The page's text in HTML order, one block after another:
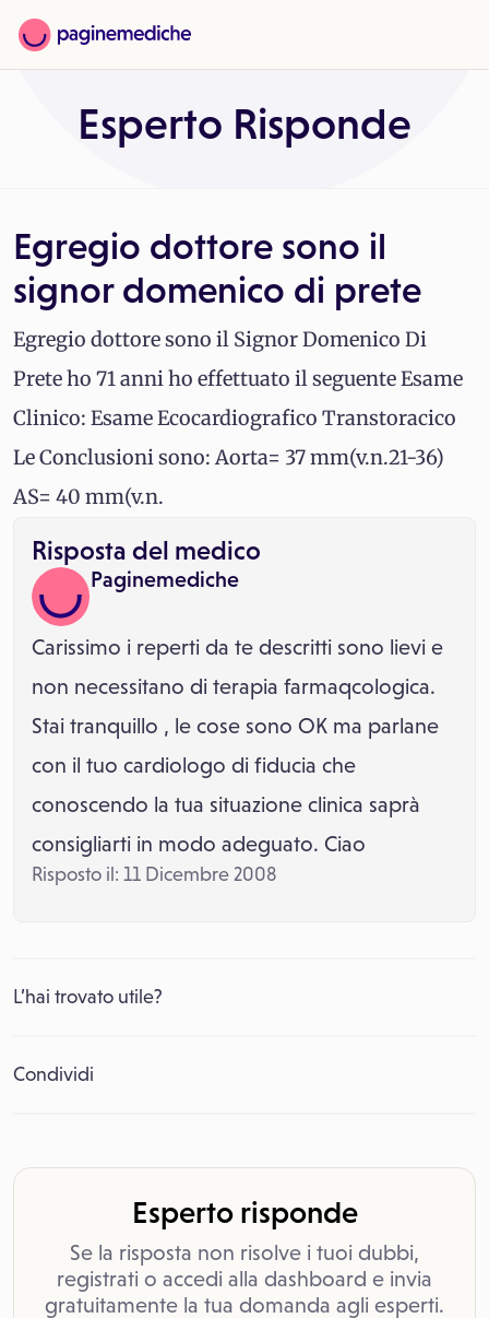
Esperto Risponde
Egregio dottore sono il
signor domenico di prete
Egregio dottore sono il Signor Domenico Di
Prete ho 71 anni ho effettuato il seguente Esame
Clinico: Esame Ecocardiografico Transtoracico
Le Conclusioni sono: Aorta= 37 mm(v.n.21-36)
AS= 40 mm(v.n.
Risposta del medico
Paginemediche
Carissimo i reperti da te descritti sono lievi e
non necessitano di terapia farmaqcologica.
Stai tranquillo , le cose sono OK ma parlane
con il tuo cardiologo di fiducia che
conoscendo la tua situazione clinica saprà
consigliarti in modo adeguato. Ciao
Risposto il: 11 Dicembre 2008
L’hai trovato utile?
Condividi
Esperto risponde
Se la risposta non risolve i tuoi dubbi,
registrati o accedi alla dashboard e invia
gratuitamente la tua domanda agli esperti.